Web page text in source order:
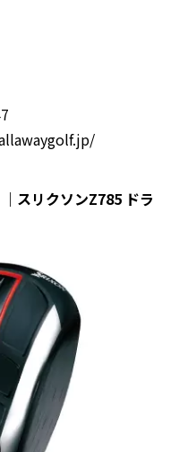
スリクソンZ785 ドラ